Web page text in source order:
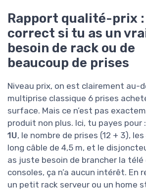
Rapport qualité-prix :
correct si tu as un
besoin de rack ou de
beaucoup de prises
Niveau prix, on est clairement au-
multiprise classique 6 prises
surface. Mais ce n’est pas
produit non plus. Ici, tu payes pour
1U, le nombre de prises (12 + 3),
long câble de 4,5 m, et le
as juste besoin de brancher la
consoles, ça n’a aucun intérêt. En
un petit rack serveur ou un home